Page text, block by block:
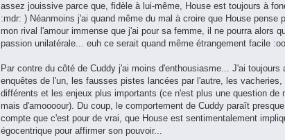
assez jouissive parce que, fidèle à lui-même, House est toujours à
:mdr: ) Néanmoins j'ai quand même du mal à croire que House
mon rival l'amour immense que j'ai pour sa femme, il ne pourra alors
passion unilatérale... euh ce serait quand même étrangement facile
Par contre du côté de Cuddy j'ai moins d'enthousiasme... J'ai
enquêtes de l'un, les fausses pistes lancées par l'autre, les
différents et les enjeux plus importants (ce n'est plus une question
mais d'amoooour). Du coup, le comportement de Cuddy paraît
compte que c'est pour de vrai, que House est sentimentalement
égocentrique pour affirmer son pouvoir...